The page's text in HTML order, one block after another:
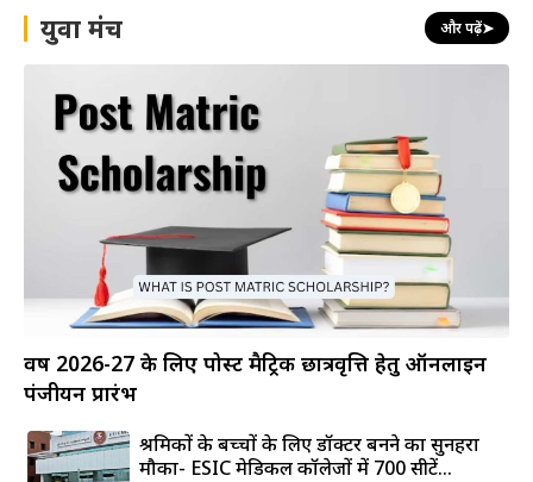
युवा मंच और पढ़ें➤
वर्ष 2026-27 के लिए पोस्ट मैट्रिक छात्रवृत्ति हेतु ऑनलाइन
पंजीयन प्रारंभ
श्रमिकों के बच्चों के लिए डॉक्टर बनने का सुनहरा
मौका- ESIC मेडिकल कॉलेजों में 700 सीटें...